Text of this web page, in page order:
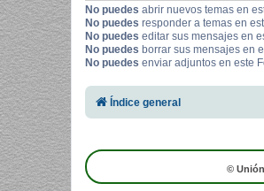
No puedes abrir nuevos temas en
No puedes responder a temas en
No puedes editar sus mensajes en
No puedes borrar sus mensajes en
No puedes enviar adjuntos en este
Índice general
©